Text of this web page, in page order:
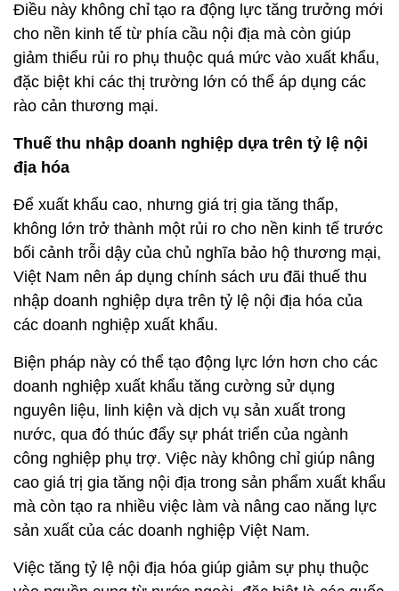
Điều này không chỉ tạo ra động lực tăng trưởng mới
cho nền kinh tế từ phía cầu nội địa mà còn giúp
giảm thiểu rủi ro phụ thuộc quá mức vào xuất khẩu,
đặc biệt khi các thị trường lớn có thể áp dụng các
rào cản thương mại.
Thuế thu nhập doanh nghiệp dựa trên tỷ lệ nội
địa hóa
Để xuất khẩu cao, nhưng giá trị gia tăng thấp,
không lớn trở thành một rủi ro cho nền kinh tế trước
bối cảnh trỗi dậy của chủ nghĩa bảo hộ thương mại,
Việt Nam nên áp dụng chính sách ưu đãi thuế thu
nhập doanh nghiệp dựa trên tỷ lệ nội địa hóa của
các doanh nghiệp xuất khẩu.
Biện pháp này có thể tạo động lực lớn hơn cho các
doanh nghiệp xuất khẩu tăng cường sử dụng
nguyên liệu, linh kiện và dịch vụ sản xuất trong
nước, qua đó thúc đẩy sự phát triển của ngành
công nghiệp phụ trợ. Việc này không chỉ giúp nâng
cao giá trị gia tăng nội địa trong sản phẩm xuất khẩu
mà còn tạo ra nhiều việc làm và nâng cao năng lực
sản xuất của các doanh nghiệp Việt Nam.
Việc tăng tỷ lệ nội địa hóa giúp giảm sự phụ thuộc